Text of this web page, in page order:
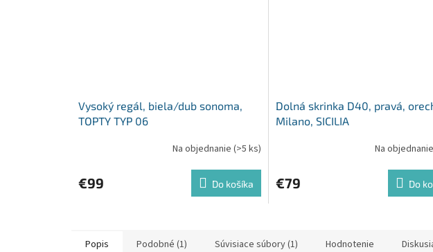
Vysoký regál, biela/dub sonoma,
TOPTY TYP 06
Na objednanie (>5 ks)
€99 Do košíka
Dolná skrinka D40, pravá,
Milano, SICILIA
Na objednanie
€79 Do
Popis Podobné (1) Súvisiace súbory (1) Hodnotenie